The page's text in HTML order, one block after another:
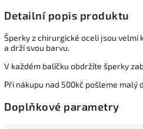
Detailní popis produktu
Šperky z chirurgické oceli jsou velmi
a drží svou barvu.
V každém balíčku obdržíte šperky
Při nákupu nad 500kč pošleme malý
Doplňkové parametry